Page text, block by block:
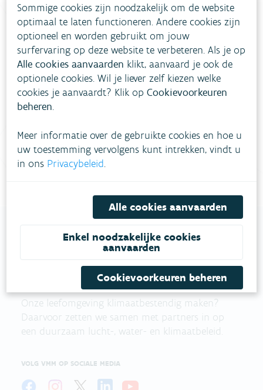
Heb je vragen?
Bekijk het overzicht van meestgestelde vragen
Niet gevonden wat je zocht?
contactformulier in.
Bel gratis 1700
VLAAMSE
MILIEUMAATSCHAPPIJ
Onze leefomgeving klimaatbestendig maken?
Daarvoor zetten we samen met partners in op
een duurzaam lucht-, water- en klimaatbeleid.
VOLG VMM OP SOCIALE MEDIA
Sommige cookies zijn noodzakelijk om de website
optimaal te laten functioneren. Andere cookies zijn
optioneel en worden gebruikt om jouw
surfervaring op deze website te verbeteren. Als je op
Alle cookies aanvaarden klikt, aanvaard je ook de
optionele cookies. Wil je liever zelf kiezen welke
cookies je aanvaardt? Klik opCookievoorkeuren
beheren.
Meer informatie over de gebruikte cookies en hoe u
uw toestemming vervolgens kunt intrekken, vindt u
in ons Privacybeleid.
Alle cookies aanvaarden
Enkel noodzakelijke cookies
aanvaarden
Cookievoorkeuren beheren